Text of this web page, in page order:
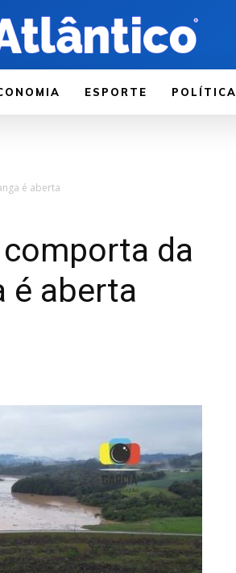
ESPORTE POLÍTICA
é aberta
da
é aberta